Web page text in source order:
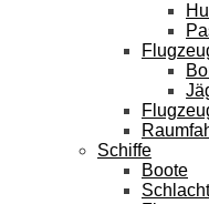
Schiffe
Boote